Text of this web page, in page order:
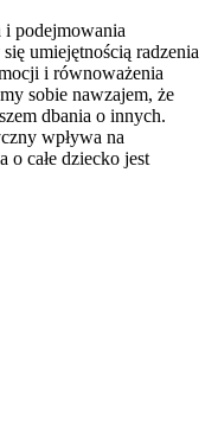
i podejmowania
umiejętnością radzenia
i równoważenia
sobie nawzajem, że
dbania o innych.
wpływa na
o całe dziecko jest